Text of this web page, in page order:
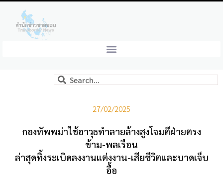
27/02/2025
กองทัพพม่าใช้อาวุธทำลายล้างสูงโจมตีฝ่ายตรง
ข้าม-พลเรือน
ล่าสุดทิ้งระเบิดลงงานแต่งงาน-เสียชีวิตและบาดเจ็บ
อื้อ